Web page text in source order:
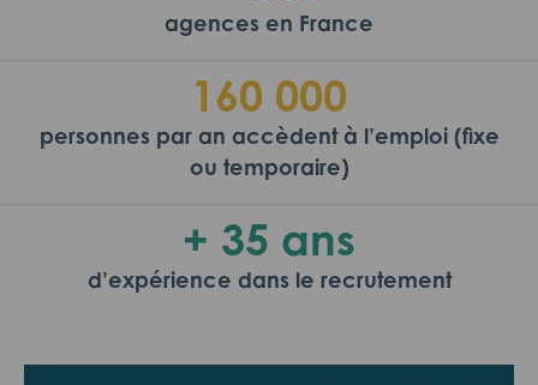
agences en France
160 000
personnes par an accèdent à l’emploi (fixe
ou temporaire)
+ 35 ans
d’expérience dans le recrutement